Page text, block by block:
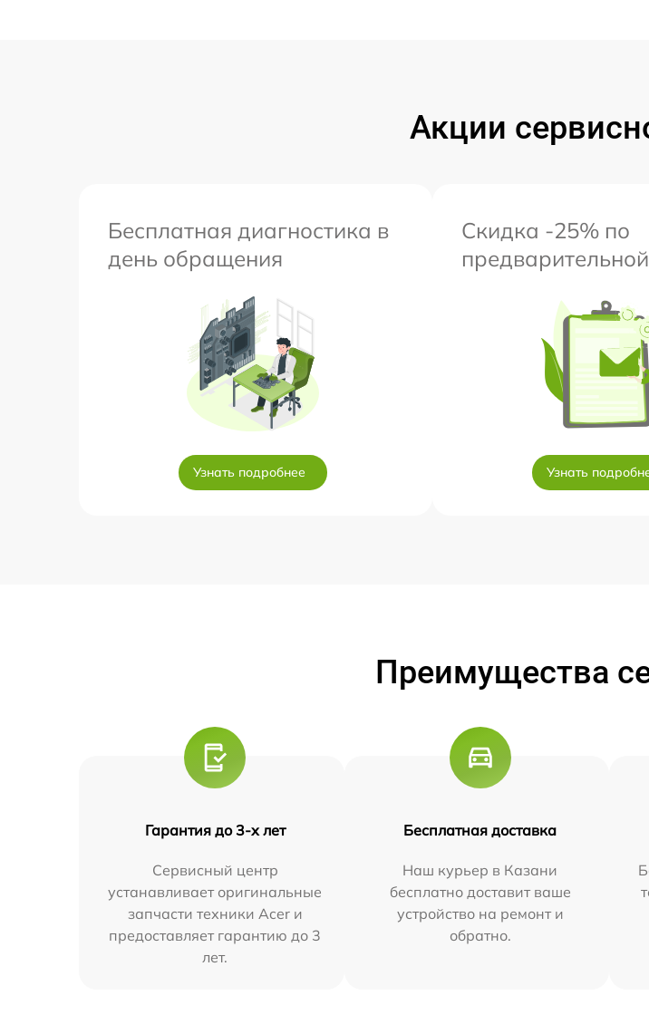
Акции
Бесплатная диагностика в
день обращения
Узнать подробнее
Скидка -25% по
Узнать
Преимущества
Гарантия до 3-х лет
Сервисный центр
устанавливает оригинальные
запчасти техники Acer и
предоставляет гарантию до 3
лет.
Бесплатная доставка
Наш курьер в Казани
бесплатно доставит ваше
устройство на ремонт и
обратно.